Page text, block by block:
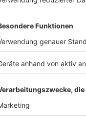
vor, die Notlagen
Beweggründen
An mindestens
geladen.
zusammen in
die A29 bei
Taten ebenfalls in
A73 bei